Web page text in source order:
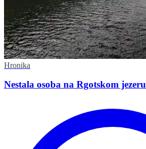
Hronika
Nestala osoba na Rgotskom jezeru